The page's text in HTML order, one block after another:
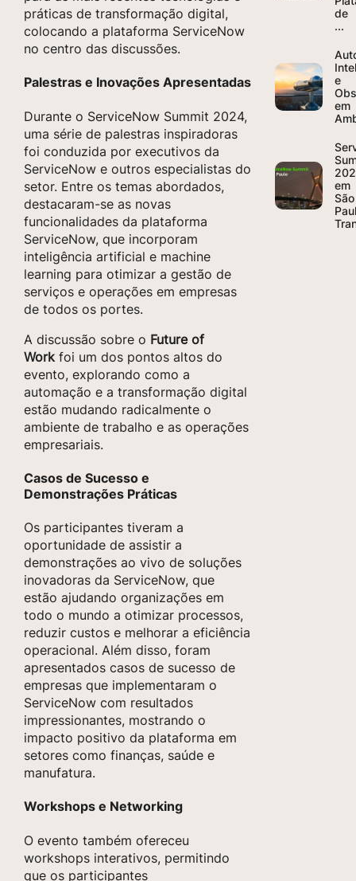
práticas de transformação digital,
colocando a plataforma ServiceNow
no centro das discussões.
Palestras e Inovações Apresentadas
Durante o ServiceNow Summit 2024,
uma série de palestras inspiradoras
foi conduzida por executivos da
ServiceNow e outros especialistas do
setor. Entre os temas abordados,
destacaram-se as novas
funcionalidades da plataforma
ServiceNow, que incorporam
inteligência artificial e machine
learning para otimizar a gestão de
serviços e operações em empresas
de todos os portes.
A discussão sobre o Future of
Work foi um dos pontos altos do
evento, explorando como a
automação e a transformação digital
estão mudando radicalmente o
ambiente de trabalho e as operações
empresariais.
Casos de Sucesso e
Demonstrações Práticas
Os participantes tiveram a
oportunidade de assistir a
demonstrações ao vivo de soluções
inovadoras da ServiceNow, que
estão ajudando organizações em
todo o mundo a otimizar processos,
reduzir custos e melhorar a eficiência
operacional. Além disso, foram
apresentados casos de sucesso de
empresas que implementaram o
ServiceNow com resultados
impressionantes, mostrando o
impacto positivo da plataforma em
setores como finanças, saúde e
manufatura.
Workshops e Networking
O evento também ofereceu
workshops interativos, permitindo
que os participantes
de
...
e
em
em
São